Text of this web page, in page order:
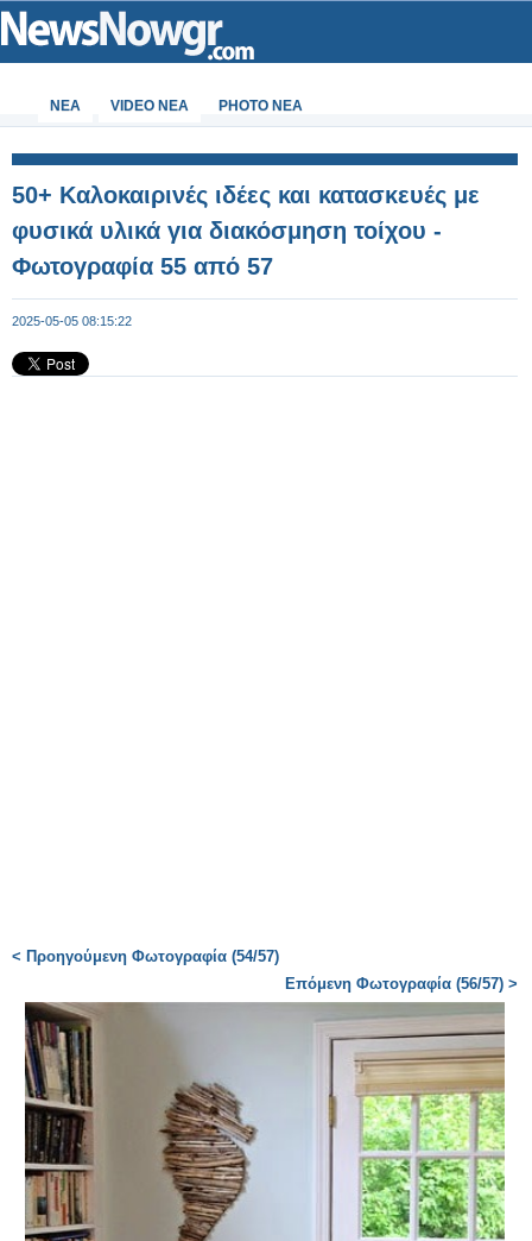
ΝΕΑ VIDEO NEA PHOTO NEA
50+ Καλοκαιρινές ιδέες και κατασκευές με
φυσικά υλικά για διακόσμηση τοίχου -
Φωτογραφία 55 από 57
2025-05-05 08:15:22
< Προηγούμενη Φωτογραφία (54/57)
Επόμενη Φωτογραφία (56/57) >